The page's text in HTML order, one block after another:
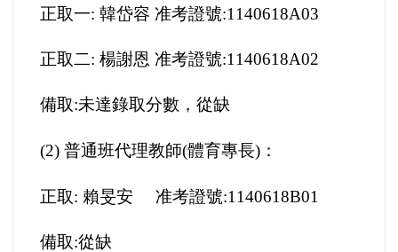
正取一: 韓岱容 准考證號:1140618A03
正取二: 楊謝恩 准考證號:1140618A02
備取:未達錄取分數，從缺
(2) 普通班代理教師(體育專長)：
正取: 賴旻安 准考證號:1140618B01
備取:從缺